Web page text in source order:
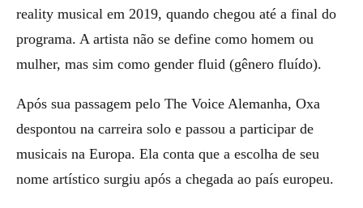
reality musical em 2019, quando chegou até a final do
programa. A artista não se define como homem ou
mulher, mas sim como gender fluid (gênero fluído).
Após sua passagem pelo The Voice Alemanha, Oxa
despontou na carreira solo e passou a participar de
musicais na Europa. Ela conta que a escolha de seu
nome artístico surgiu após a chegada ao país europeu.